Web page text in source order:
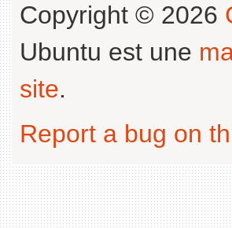
Copyright © 2026
Ubuntu est une
site.
Report a bug on